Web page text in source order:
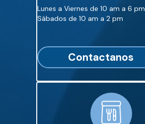
Lunes a Viernes de 10 am a 6 pm
Sábados de 10 am a 2 pm
Contactanos